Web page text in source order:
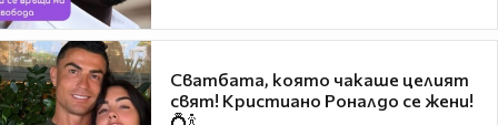
Сватбата, която чакаше целият
свят! Кристиано Роналдо се жени!